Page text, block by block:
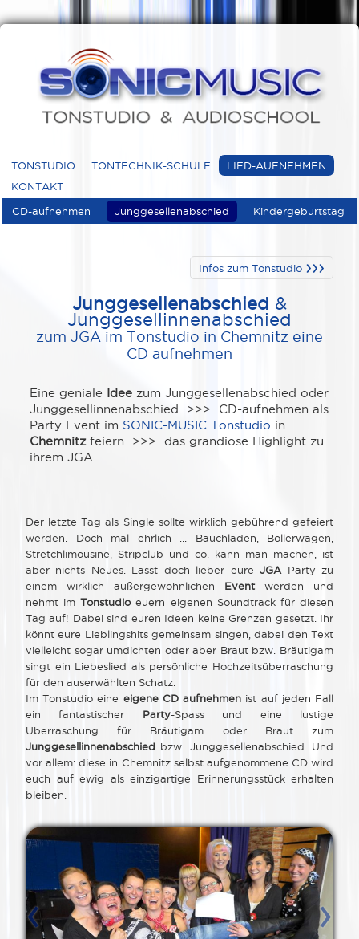
TONSTUDIO TONTECHNIK-SCHULE
LIED-AUFNEHMEN
KONTAKT
CD-aufnehmen Junggesellenabschied Kindergeburtstag
Infos zum Tonstudio ›››
Junggesellenabschied &
Junggesellinnenabschied
zum JGA im Tonstudio in Chemnitz eine
CD aufnehmen
Eine geniale Idee zum Junggesellenabschied oder
Junggesellinnenabschied >>> CD-aufnehmen als
Party Event im SONIC-MUSIC Tonstudio in
Chemnitzfeiern >>> das grandiose Highlight zu
ihrem JGA
Der letzte Tag als Single sollte wirklich gebührend gefeiert
werden. Doch mal ehrlich ... Bauchladen, Böllerwagen,
Stretchlimousine, Stripclub und co. kann man machen, ist
aber nichts Neues. Lasst doch lieber eureJGA Party zu
einem wirklich außergewöhnlichen Eventwerden und
nehmt imTonstudioeuern eigenen Soundtrack für diesen
Tag auf! Dabei sind euren Ideen keine Grenzen gesetzt. Ihr
könnt eure Lieblingshits gemeinsam singen, dabei den Text
vielleicht sogar umdichten oder aber Braut bzw. Bräutigam
singt ein Liebeslied als persönliche Hochzeitsüberraschung
für den auserwählten Schatz.
Im Tonstudio eine eigene CD aufnehmen ist auf jeden Fall
ein fantastischer Party-Spass und eine lustige
Überraschung für Bräutigam oder Braut zum
Junggesellinnenabschied bzw. Junggesellenabschied. Und
vor allem: diese in Chemnitz selbst aufgenommene CD wird
euch auf ewig als einzigartige Erinnerungsstück erhalten
bleiben.
‹ ›